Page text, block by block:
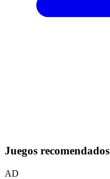
Juegos recomendados
AD